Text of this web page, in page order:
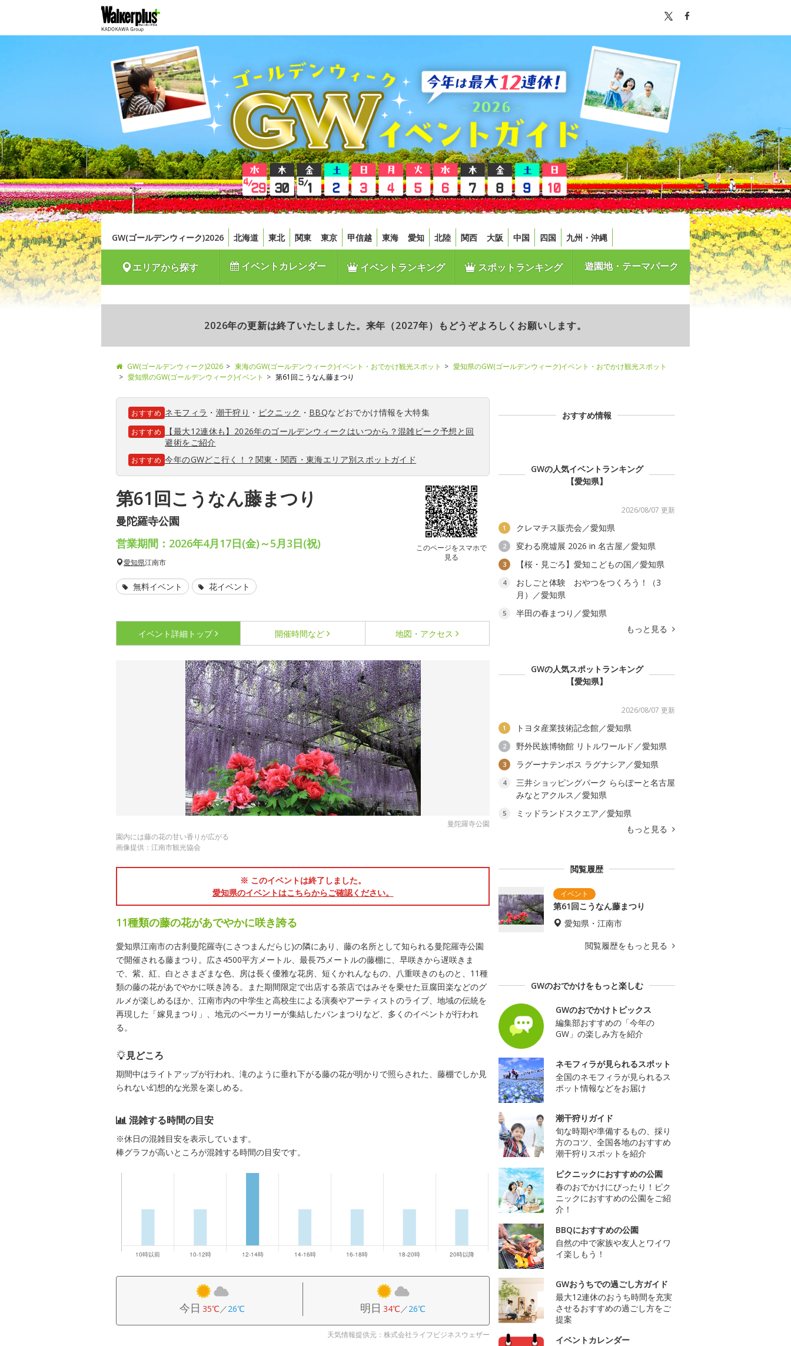
GW(ゴールデンウィーク)2026 北海道 東北 関東 東京 甲信越 東海 愛知 北陸 関西 大阪 中国 四国 九州・沖縄
エリアから探す イベントカレンダー イベントランキング スポットランキング 遊園地・テーマパーク
2026年の更新は終了いたしました。来年（2027年）もどうぞよろしくお願いします。
GW(ゴールデンウィーク)2026 東海のGW(ゴールデンウィーク)イベント・おでかけ観光スポット
愛知県のGW(ゴールデンウィーク)イベント・おでかけ観光スポット
愛知県のGW(ゴールデンウィーク)イベント
第61回こうなん藤まつり
おすすめ ネモフィラ ・ 潮干狩り ・ ピクニック ・ BBQなどおでかけ情報を大特集
おすすめ
【最大12連休も】2026年のゴールデンウィークはいつから？混雑ピーク予想と回
避術をご紹介
おすすめ 今年のGWどこ行く！？関東・関西・東海エリア別スポットガイド
第61回こうなん藤まつり
曼陀羅寺公園
このページをスマホで
見る
営業期間：2026年4月17日(金)～5月3日(祝)
愛知県江南市
無料イベント 花イベント
イベント詳細 トップ 開催時間など 地図・アクセス
曼陀羅寺公園
園内には藤の花の甘い香りが広がる
画像提供：江南市観光協会
※ このイベントは終了しました。
愛知県のイベントはこちらからご確認ください。
11種類の藤の花があでやかに咲き誇る
愛知県江南市の古刹曼陀羅寺(こさつまんだらじ)の隣にあり、藤の名所として知られる曼陀羅寺公園
で開催される藤まつり。広さ4500平方メートル、最長75メートルの藤棚に、早咲きから遅咲きま
で、紫、紅、白とさまざまな色、房は長く優雅な花房、短くかれんなもの、八重咲きのものと、11種
類の藤の花があでやかに咲き誇る。また期間限定で出店する茶店ではみそを乗せた豆腐田楽などのグ
ルメが楽しめるほか、江南市内の中学生と高校生による演奏やアーティストのライブ、地域の伝統を
再現した「嫁見まつり」、地元のベーカリーが集結したパンまつりなど、多くのイベントが行われ
る。
見どころ
期間中はライトアップが行われ、滝のように垂れ下がる藤の花が明かりで照らされた、藤棚でしか見
られない幻想的な光景を楽しめる。
混雑する時間の目安
※休日の混雑目安を表示しています。
棒グラフが高いところが混雑する時間の目安です。
今日 35℃／26℃ 明日 34℃／26℃
天気情報提供元：株式会社ライフビジネスウェザー
おすすめ情報
GWの人気イベントランキング
【愛知県】
2026/08/07 更新
1 クレマチス販売会／愛知県
2 変わる廃墟展 2026 in 名古屋／愛知県
3 【桜・見ごろ】愛知こどもの国／愛知県
4
おしごと体験 おやつをつくろう！（3
月）／愛知県
5
半田の春まつり／愛知県
もっと見る
GWの人気スポットランキング
【愛知県】
2026/08/07 更新
1 トヨタ産業技術記念館／愛知県
2 野外民族博物館 リトルワールド／愛知県
3 ラグーナテンボス ラグナシア／愛知県
4
三井ショッピングパーク ららぽーと名古屋
みなとアクルス／愛知県
5
ミッドランドスクエア／愛知県
もっと見る
閲覧履歴
第61回こうなん藤まつり
愛知県・江南市
閲覧履歴をもっと見る
GWのおでかけをもっと楽しむ
GWのおでかけトピックス
編集部おすすめの「今年の
GW」の楽しみ方を紹介
ネモフィラが見られるスポット
全国のネモフィラが見られるス
ポット情報などをお届け
潮干狩りガイド
旬な時期や準備するもの、採り
方のコツ、全国各地のおすすめ
潮干狩りスポットを紹介
ピクニックにおすすめの公園
春のおでかけにぴったり！ピク
ニックにおすすめの公園をご紹
介！
BBQにおすすめの公園
自然の中で家族や友人とワイワ
イ楽しもう！
GWおうちでの過ごし方ガイド
最大12連休のおうち時間を充実
させるおすすめの過ごし方をご
提案
イベントカレンダー